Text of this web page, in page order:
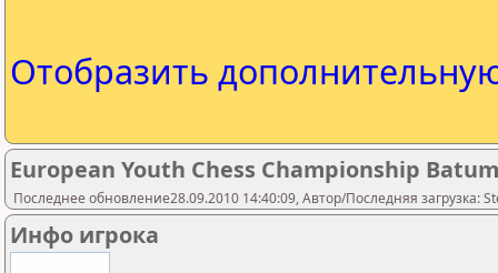
Отобразить
European Youth Chess Championship
Последнее обновление28.09.2010 14:40:09, Автор/Последняя загрузка:
Инфо игрока